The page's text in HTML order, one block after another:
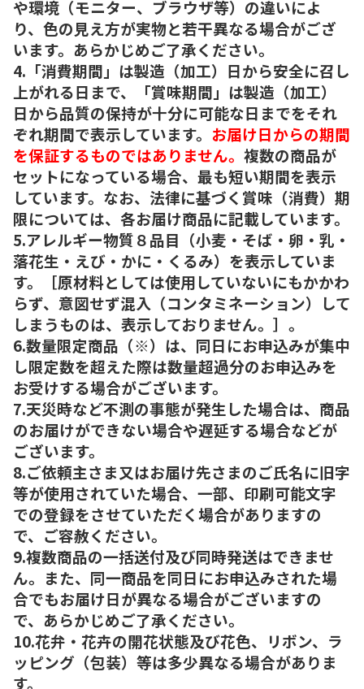
や環境（モニター、ブラウザ等）の違いによ
り、色の見え方が実物と若干異なる場合がござ
います。あらかじめご了承ください。
4.「消費期間」は製造（加工）日から安全に召し
上がれる日まで、「賞味期間」は製造（加工）
日から品質の保持が十分に可能な日までをそれ
ぞれ期間で表示しています。 お届け日からの期間
を保証するものではありません。 複数の商品が
セットになっている場合、最も短い期間を表示
しています。なお、法律に基づく賞味（消費）期
限については、各お届け商品に記載しています。
5.アレルギー物質８品目（小麦・そば・卵・乳・
落花生・えび・かに・くるみ）を表示していま
す。［原材料としては使用していないにもかかわ
らず、意図せず混入（コンタミネーション）して
しまうものは、表示しておりません。］。
6.数量限定商品（※）は、同日にお申込みが集中
し限定数を超えた際は数量超過分のお申込みを
お受けする場合がございます。
7.天災時など不測の事態が発生した場合は、商品
のお届けができない場合や遅延する場合などが
ございます。
8.ご依頼主さま又はお届け先さまのご氏名に旧字
等が使用されていた場合、一部、印刷可能文字
での登録をさせていただく場合がありますの
で、ご容赦ください。
9.複数商品の一括送付及び同時発送はできませ
ん。また、同一商品を同日にお申込みされた場
合でもお届け日が異なる場合がございますの
で、あらかじめご了承ください。
10.花弁・花卉の開花状態及び花色、リボン、ラ
ッピング（包装）等は多少異なる場合がありま
す。